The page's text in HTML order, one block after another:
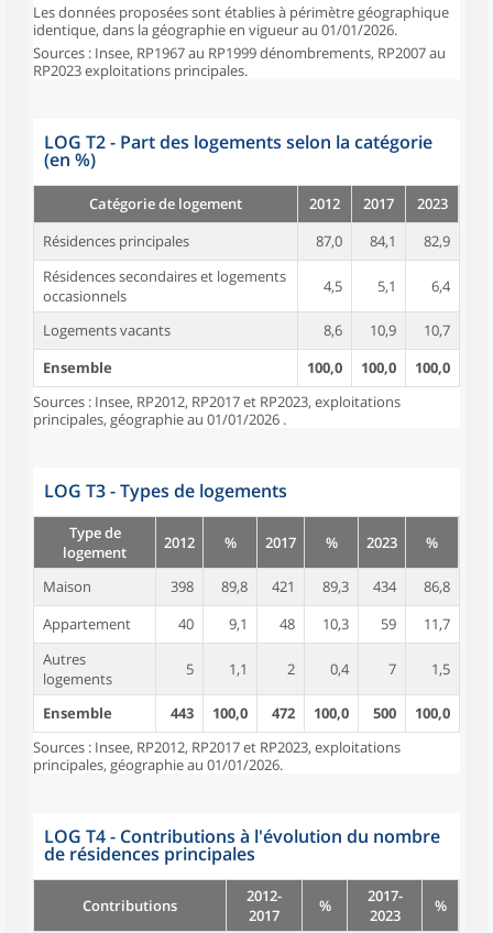
Les données proposées sont établies à périmètre géographique
identique, dans la géographie en vigueur au 01/01/2026.
Sources : Insee, RP1967 au RP1999 dénombrements, RP2007 au
RP2023 exploitations principales.
LOG T2 - Part des logements selon la catégorie
(en %)
Catégorie de logement 2012 2017
2023
Résidences principales
87,0 84,1
82,9
Résidences secondaires et logements
occasionnels
4,5 5,1 6,4
Logements vacants 8,6 10,9
10,7
Ensemble
100,0 100,0
100,0
Sources : Insee, RP2012, RP2017 et RP2023, exploitations
principales, géographie au 01/01/2026 .
LOG T3 - Types de logements
Type de
logement
2012 % 2017 % 2023 %
Maison 398 89,8 421 89,3 434
86,8
Appartement
40 9,1 48 10,3 59
11,7
Autres
logements
5 1,1 2 0,4 7 1,5
Ensemble 443 100,0 472 100,0 500
100,0
Sources : Insee, RP2012, RP2017 et RP2023, exploitations
principales, géographie au 01/01/2026.
LOG T4 - Contributions à l'évolution du nombre
de résidences principales
Contributions
2012-
2017
%
2017-
2023
%